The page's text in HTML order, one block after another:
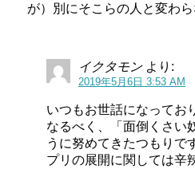
が）別にそこらの人と変わ
イクタモン より:
2019年5月6日 3:53 AM
いつもお世話になってお
なるべく、「面倒くさい
うに努めてきたつもりで
プリの展開に関しては辛